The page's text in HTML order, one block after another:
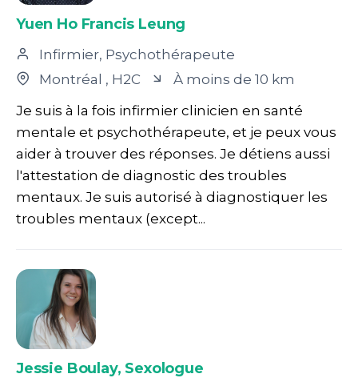
Yuen Ho Francis Leung
Infirmier, Psychothérapeute
Montréal , H2C
À moins de 10 km
Je suis à la fois infirmier clinicien en santé
mentale et psychothérapeute, et je peux vous
aider à trouver des réponses. Je détiens aussi
l'attestation de diagnostic des troubles
mentaux. Je suis autorisé à diagnostiquer les
troubles mentaux (except...
Jessie Boulay, Sexologue